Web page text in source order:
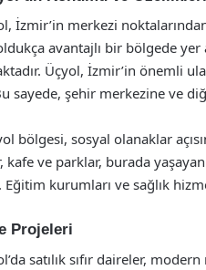
İzmir’in merkezi
avantajlı bir bölgede
Üçyol, İzmir’in önemli
sayede, şehir merkezine ve
bölgesi, sosyal olanaklar
kafe ve parklar, burada
Eğitim kurumları ve sağlık
Projeleri
satılık sıfır daireler,